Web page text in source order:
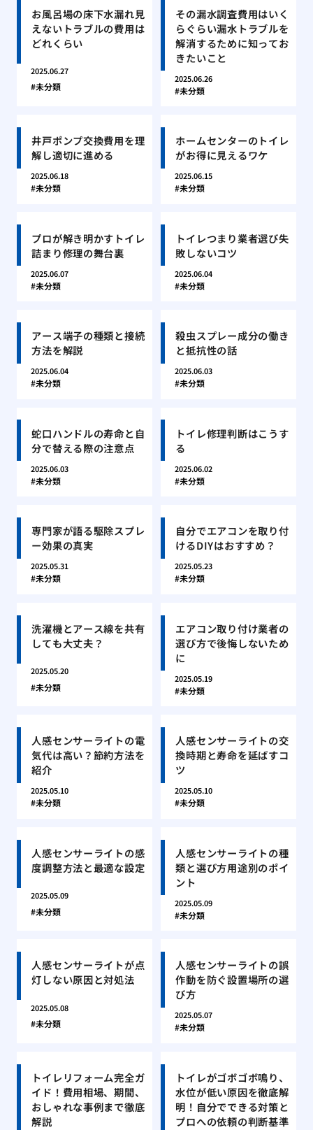
お風呂場の床下水漏れ見
えないトラブルの費用は
どれくらい
2025.06.27
未分類
その漏水調査費用はいく
らぐらい漏水トラブルを
解消するために知ってお
きたいこと
2025.06.26
未分類
井戸ポンプ交換費用を理
解し適切に進める
2025.06.18
未分類
ホームセンターのトイレ
がお得に見えるワケ
2025.06.15
未分類
プロが解き明かすトイレ
詰まり修理の舞台裏
2025.06.07
未分類
トイレつまり業者選び失
敗しないコツ
2025.06.04
未分類
アース端子の種類と接続
方法を解説
2025.06.04
未分類
殺虫スプレー成分の働き
と抵抗性の話
2025.06.03
未分類
蛇口ハンドルの寿命と自
分で替える際の注意点
2025.06.03
未分類
トイレ修理判断はこうす
る
2025.06.02
未分類
専門家が語る駆除スプレ
ー効果の真実
2025.05.31
未分類
自分でエアコンを取り付
けるDIYはおすすめ？
2025.05.23
未分類
洗濯機とアース線を共有
しても大丈夫？
2025.05.20
未分類
エアコン取り付け業者の
選び方で後悔しないため
に
2025.05.19
未分類
人感センサーライトの電
気代は高い？節約方法を
紹介
2025.05.10
未分類
人感センサーライトの交
換時期と寿命を延ばすコ
ツ
2025.05.10
未分類
人感センサーライトの感
度調整方法と最適な設定
2025.05.09
未分類
人感センサーライトの種
類と選び方用途別のポイ
ント
2025.05.09
未分類
人感センサーライトが点
灯しない原因と対処法
2025.05.08
未分類
人感センサーライトの誤
作動を防ぐ設置場所の選
び方
2025.05.07
未分類
トイレリフォーム完全ガ
イド！費用相場、期間、
おしゃれな事例まで徹底
解説
トイレがゴボゴボ鳴り、
水位が低い原因を徹底解
明！自分でできる対策と
プロへの依頼の判断基準